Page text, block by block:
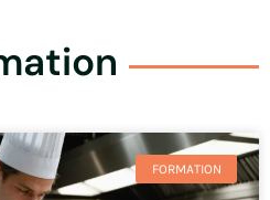
FORMATION